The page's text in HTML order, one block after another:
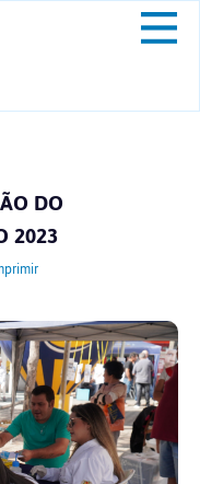
DO
2023